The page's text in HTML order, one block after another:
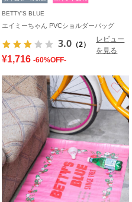
BETTY'S BLUE
エイミーちゃん PVCショルダーバッグ
3.0 （2）
レビュー
を見る
¥1,716 -60%OFF-
お気に入り